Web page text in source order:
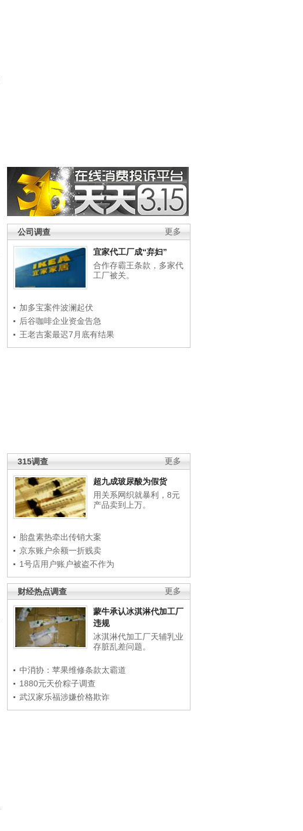
更多
公司调查
宜家代工厂成“弃妇”
合作存霸王条款，多家代
工厂被关。
加多宝案件波澜起伏
后谷咖啡企业资金告急
王老吉案最迟7月底有结果
更多
315调查
超九成玻尿酸为假货
用关系网织就暴利，8元
产品卖到上万。
胎盘素热牵出传销大案
京东账户余额一折贱卖
1号店用户账户被盗不作为
更多
财经热点调查
蒙牛承认冰淇淋代加工厂
违规
冰淇淋代加工厂天辅乳业
存脏乱差问题。
中消协：苹果维修条款太霸道
1880元天价粽子调查
武汉家乐福涉嫌价格欺诈